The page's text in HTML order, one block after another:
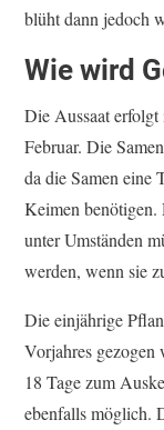
blüht dann jedoch
Wie wird
Die Aussaat erfolgt
Februar. Die
da die Samen eine
Keimen benötigen.
unter Umständen
werden, wenn sie
Die einjährige
Vorjahres gezogen
18 Tage zum
ebenfalls möglich.